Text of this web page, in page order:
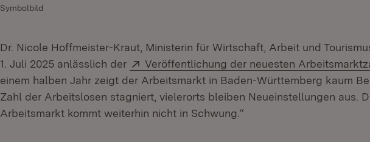
Symbolbild
Dr. Nicole Hoffmeister-Kraut, Ministerin für Wirtschaft, Arbeit und
1. Juli 2025 anlässlich der
Extern:
Veröffentlichung der neuesten
einem halben Jahr zeigt der Arbeitsmarkt in Baden-Württemberg kaum
Zahl der Arbeitslosen stagniert, vielerorts bleiben Neueinstellungen aus.
Arbeitsmarkt kommt weiterhin nicht in Schwung.“